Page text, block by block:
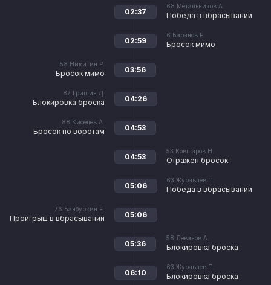
68 Метальников А.
Победа в вбрасывании
02:37
6 Баранов Е.
Бросок мимо
02:59
58 Никитин Р.
Бросок мимо 03:56
87 Гришин Д.
Блокировка броска 04:26
88 Киселев А.
Бросок по воротам 04:53
53 Ковшаров Н.
Отражен бросок
04:53
63 Журавлев П.
Победа в вбрасывании
05:06
76 Банбуркин Е.
Проигрыш в вбрасывании 05:06
58 Леванов А.
Блокировка броска
05:36
63 Журавлев П.
Блокировка броска
06:10